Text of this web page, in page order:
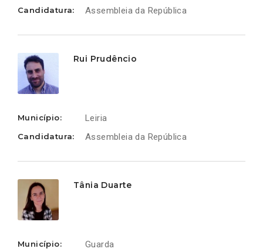
Candidatura: Assembleia da República
Rui Prudêncio
Município: Leiria
Candidatura: Assembleia da República
Tânia Duarte
Município: Guarda